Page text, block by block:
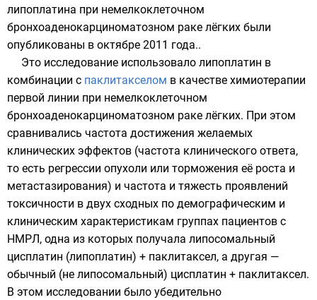
липоплатина при немелкоклеточном
бронхоаденокарциноматозном раке лёгких были
опубликованы в октябре 2011 года..
Это исследование использовало липоплатин в
комбинации с паклитакселом в качестве химиотерапии
первой линии при немелкоклеточном
бронхоаденокарциноматозном раке лёгких. При этом
сравнивались частота достижения желаемых
клинических эффектов (частота клинического ответа,
то есть регрессии опухоли или торможения её роста и
метастазирования) и частота и тяжесть проявлений
токсичности в двух сходных по демографическим и
клиническим характеристикам группах пациентов с
НМРЛ, одна из которых получала липосомальный
цисплатин (липоплатин) + паклитаксел, а другая —
обычный (не липосомальный) цисплатин + паклитаксел.
В этом исследовании было убедительно